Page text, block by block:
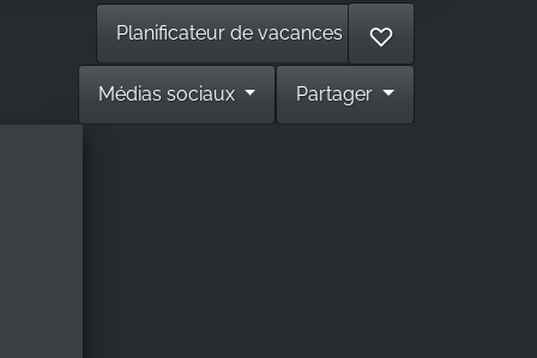
Planificateur de vacances ♡
Partager
Médias sociaux